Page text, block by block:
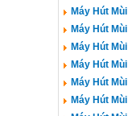
Máy Hút
Máy Hút
Máy Hút
Máy Hút Mùi
Máy Hút
Máy Hút